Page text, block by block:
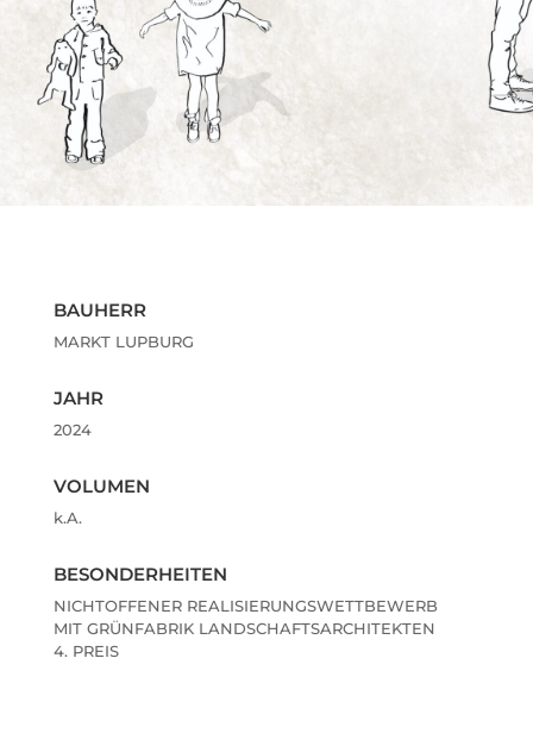
BAUHERR
MARKT LUPBURG
JAHR
2024
VOLUMEN
k.A.
BESONDERHEITEN
NICHTOFFENER REALISIERUNGSWETTBEWERB
MIT GRÜNFABRIK LANDSCHAFTSARCHITEKTEN
4. PREIS